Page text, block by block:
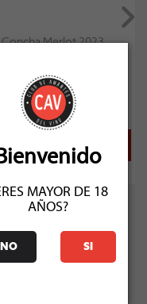
Merlot 2023
MAYOR DE 18
AÑOS?
NO SI